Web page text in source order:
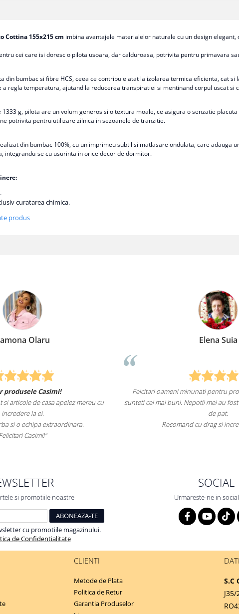
Cottina 155x215 cm imbina avantajele materialelor naturale cu un design
cei care isi doresc o pilota usoara, dar calduroasa, potrivita pentru primavara
din bumbac si fibre HCS, ceea ce contribuie atat la izolarea termica eficienta, cat
a regla temperatura, ajutand la reducerea transpiratiei si mentinand corpul uscat si
g, pilota are un volum generos si o textura moale, ce asigura o senzatie
potrivita pentru utilizare zilnica in sezoanele de tranzitie.
din bumbac 100%, cu un imprimeu subtil si matlasare ondulata, care
integrandu-se cu usurinta in orice decor de dormitor.
curatarea chimica.
produs
Olaru
produsele Casimi!
articole de casa apelez mereu cu
incredere la ei.
si o echipa extraordinara.
Casimi!"
Elena Suia
Felcitari oameni minunati pentru
sunteti cei mai buni. Nepotii mei au
de pat.
Recomand cu drag si
si promotiile noastre
cu promotiile magazinului.
de Confidentialitate
SOCIAL
Urmareste-ne in
CLIENTI
Metode de Plata
Politica de Retur
Garantia Produselor
S.C